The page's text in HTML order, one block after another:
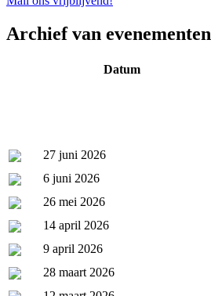
Archief van evenementen
Datum
27 juni 2026
6 juni 2026
26 mei 2026
14 april 2026
9 april 2026
28 maart 2026